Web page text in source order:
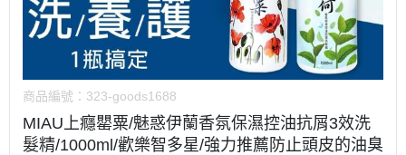
商品編號： 323-goods1688
MIAU上癮罌粟/魅惑伊蘭香氛保濕控油抗屑3效洗
髮精/1000ml/歡樂智多星/強力推薦防止頭皮的油臭